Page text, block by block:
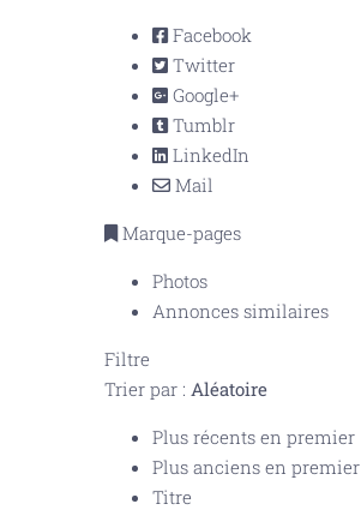
Facebook
Twitter
Google+
Tumblr
LinkedIn
Mail
Marque-pages
Photos
Annonces similaires
Filtre
Trier par : Aléatoire
Plus récents en premier
Plus anciens en premier
Titre